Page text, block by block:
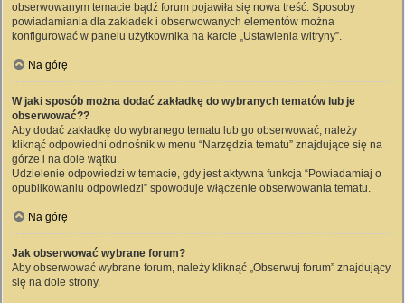
obserwowanym temacie bądź forum pojawiła się nowa treść. Sposoby
powiadamiania dla zakładek i obserwowanych elementów można
konfigurować w panelu użytkownika na karcie „Ustawienia witryny”.
Na górę
W jaki sposób można dodać zakładkę do wybranych tematów lub je
obserwować??
Aby dodać zakładkę do wybranego tematu lub go obserwować, należy
kliknąć odpowiedni odnośnik w menu “Narzędzia tematu” znajdujące się na
górze i na dole wątku.
Udzielenie odpowiedzi w temacie, gdy jest aktywna funkcja “Powiadamiaj o
opublikowaniu odpowiedzi” spowoduje włączenie obserwowania tematu.
Na górę
Jak obserwować wybrane forum?
Aby obserwować wybrane forum, należy kliknąć „Obserwuj forum” znajdujący
się na dole strony.